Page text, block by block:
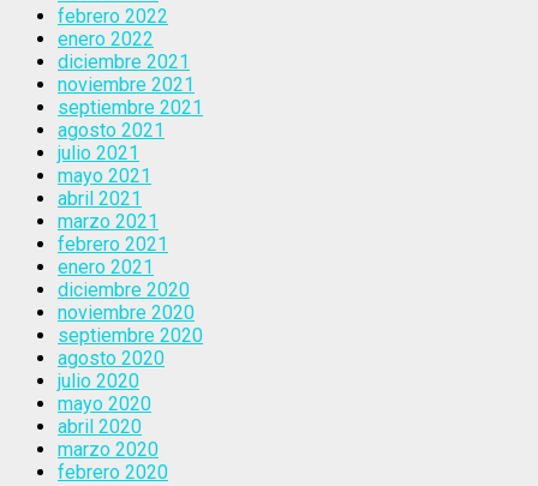
febrero 2022
enero 2022
diciembre 2021
noviembre 2021
septiembre 2021
agosto 2021
julio 2021
mayo 2021
abril 2021
marzo 2021
febrero 2021
enero 2021
diciembre 2020
noviembre 2020
septiembre 2020
agosto 2020
julio 2020
mayo 2020
abril 2020
marzo 2020
febrero 2020